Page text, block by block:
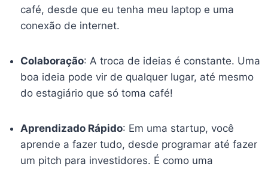
café, desde que eu tenha meu laptop e uma
conexão de internet.
Colaboração: A troca de ideias é constante. Uma
boa ideia pode vir de qualquer lugar, até mesmo
do estagiário que só toma café!
Aprendizado Rápido: Em uma startup, você
aprende a fazer tudo, desde programar até fazer
um pitch para investidores. É como uma